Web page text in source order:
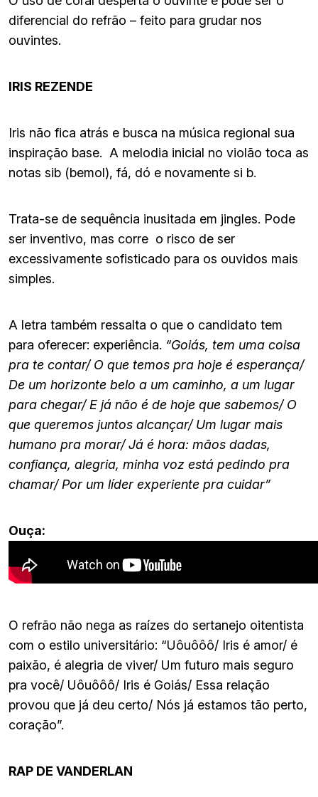
diferencial do refrão – feito para grudar nos
ouvintes.
IRIS REZENDE
Iris não fica atrás e busca na música regional sua
inspiração base. A melodia inicial no violão toca as
notas sib (bemol), fá, dó e novamente si b.
Trata-se de sequência inusitada em jingles. Pode
ser inventivo, mas corre o risco de ser
excessivamente sofisticado para os ouvidos mais
simples.
A letra também ressalta o que o candidato tem
para oferecer: experiência. “Goiás, tem uma coisa
pra te contar/ O que temos pra hoje é esperança/
De um horizonte belo a um caminho, a um lugar
para chegar/ E já não é de hoje que sabemos/ O
que queremos juntos alcançar/ Um lugar mais
humano pra morar/ Já é hora: mãos dadas,
confiança, alegria, minha voz está pedindo pra
chamar/ Por um líder experiente pra cuidar”
Ouça:
O refrão não nega as raízes do sertanejo oitentista
com o estilo universitário: “Uôuôôô/ Iris é amor/ é
paixão, é alegria de viver/ Um futuro mais seguro
pra você/ Uôuôôô/ Iris é Goiás/ Essa relação
provou que já deu certo/ Nós já estamos tão perto,
coração”.
RAP DE VANDERLAN